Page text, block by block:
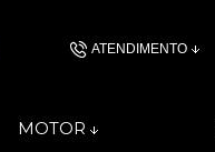
ATENDIMENTO
MOTOR